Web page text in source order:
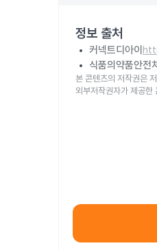
정보 출처
커넥트디아이
식품의약품안전
본 콘텐츠의 저작권은
외부저작권자가 제공한